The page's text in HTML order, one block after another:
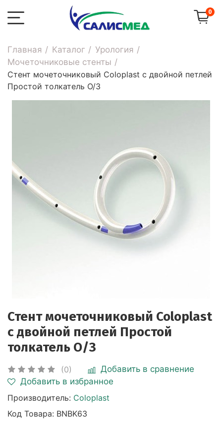
0
Главная Каталог
Урология
Мочеточниковые стенты
Стент мочеточниковый Coloplast с двойной петлей
Простой толкатель О/З
Стент мочеточниковый Coloplast
с двойной петлей Простой
толкатель О/З
(0)
Добавить в сравнение
Добавить в избранное
Производитель: Coloplast
Код Товара: BNBK63